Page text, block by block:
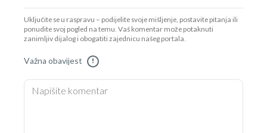
Uključite se u raspravu – podijelite svoje mišljenje, postavite pitanja ili
ponudite svoj pogled na temu. Vaš komentar može potaknuti
zanimljiv dijalog i obogatiti zajednicu našeg portala.
Važna obavijest !